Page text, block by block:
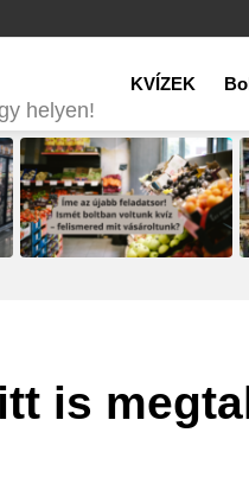
helyen!
KVÍZEK
is